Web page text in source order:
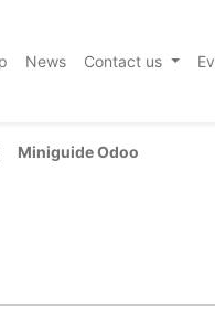
News Contact us
Miniguide Odoo